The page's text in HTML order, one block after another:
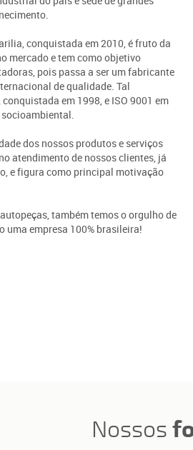
conquistada em 2010, é fruto da
mercado e tem como objetivo
pois passa a ser um fabricante
de qualidade. Tal
em 1998, e ISO 9001 em
dos nossos produtos e serviços
atendimento de nossos clientes, já
e figura como principal motivação
também temos o orgulho de
uma empresa 100% brasileira!
Nossos